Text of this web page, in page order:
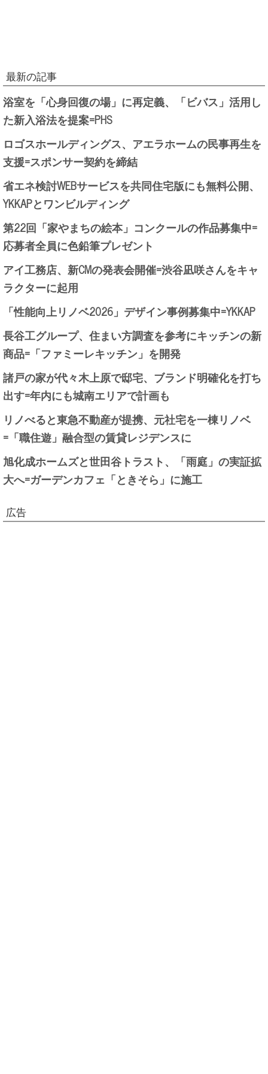
最新の記事
浴室を「心身回復の場」に再定義、「ビバス」活用し
た新入浴法を提案=PHS
ロゴスホールディングス、アエラホームの民事再生を
支援=スポンサー契約を締結
省エネ検討WEBサービスを共同住宅版にも無料公開、
YKKAPとワンビルディング
第22回「家やまちの絵本」コンクールの作品募集中=
応募者全員に色鉛筆プレゼント
アイ工務店、新CMの発表会開催=渋谷凪咲さんをキャ
ラクターに起用
「性能向上リノベ2026」デザイン事例募集中=YKKAP
長谷工グループ、住まい方調査を参考にキッチンの新
商品=「ファミーレキッチン」を開発
諸戸の家が代々木上原で邸宅、ブランド明確化を打ち
出す=年内にも城南エリアで計画も
リノべると東急不動産が提携、元社宅を一棟リノベ
=「職住遊」融合型の賃貸レジデンスに
旭化成ホームズと世田谷トラスト、「雨庭」の実証拡
大へ=ガーデンカフェ「ときそら」に施工
広告